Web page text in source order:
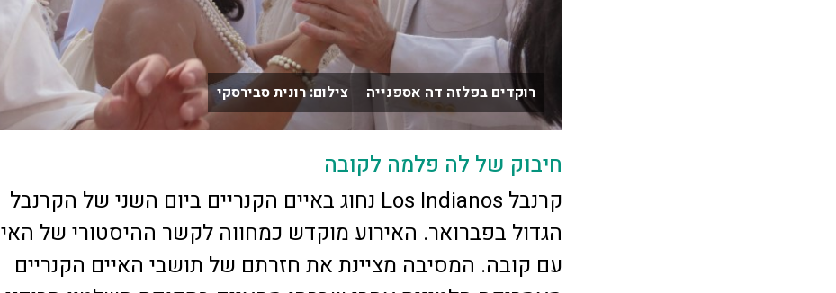
רוקדים בפלזה דה אספנייה צילום: רונית סבירסקי
חיבוק של לה פלמה לקובה
קרנבל Los Indianos נחוג באיים הקנריים ביום השני של הקרנבל
הגדול בפברואר. האירוע מוקדש כמחווה לקשר ההיסטורי של האי
עם קובה. המסיבה מציינת את חזרתם של תושבי האיים הקנריים